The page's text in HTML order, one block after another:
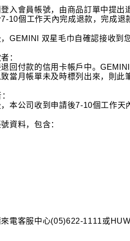
登入會員帳號，由商品訂單中提
10個工作天內完成退款，完成
GEMINI 双星毛巾自確認接收到
：
回付款的信用卡帳戶中。
當月帳單未及時標列出來，則
本公司收到申請後7-10個工作
資料，包含：
電客服中心(05)622-1111或